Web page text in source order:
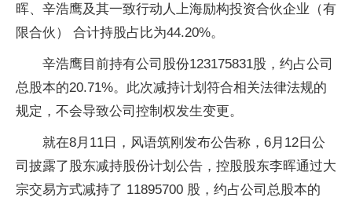
晖、辛浩鹰及其一致行动人上海励构投资合伙企业（有
限合伙） 合计持股占比为44.20%。
辛浩鹰目前持有公司股份123175831股，约占公司
总股本的20.71%。此次减持计划符合相关法律法规的
规定，不会导致公司控制权发生变更。
就在8月11日，风语筑刚发布公告称，6月12日公
司披露了股东减持股份计划公告，控股股东李晖通过大
宗交易方式减持了 11895700 股，约占公司总股本的